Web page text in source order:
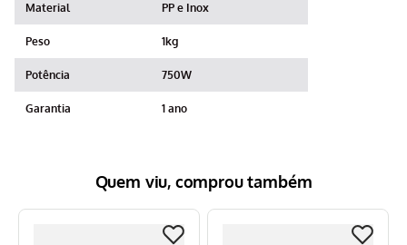
Material PP e Inox
Peso 1kg
Potência 750W
Garantia 1 ano
Quem viu, comprou também